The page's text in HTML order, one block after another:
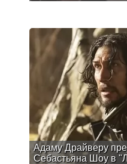
Адаму Драйверу
Себастьяна Шоу в